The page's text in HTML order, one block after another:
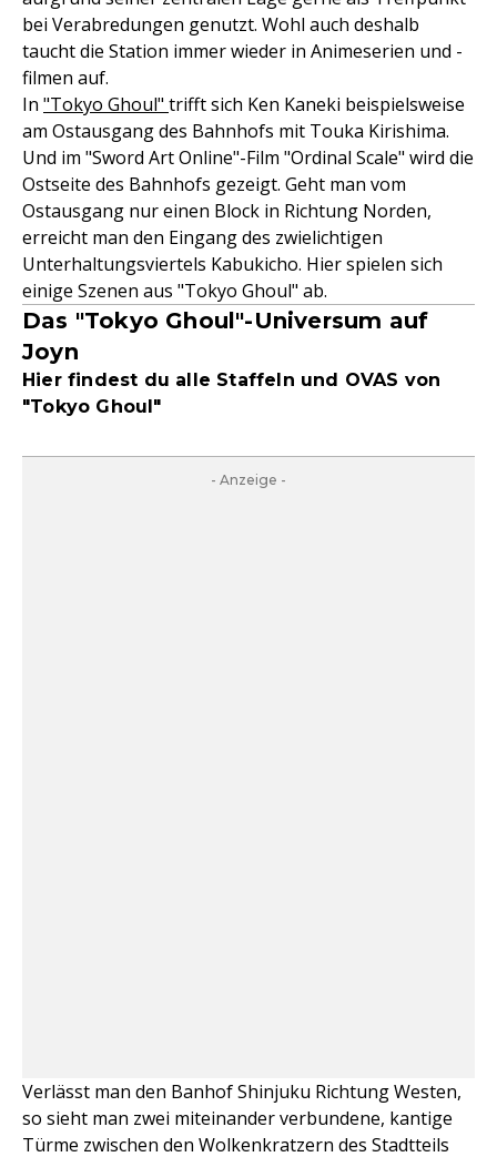
bei Verabredungen genutzt. Wohl auch deshalb
taucht die Station immer wieder in Animeserien und -
filmen auf.
In "Tokyo Ghoul" trifft sich Ken Kaneki beispielsweise
am Ostausgang des Bahnhofs mit Touka Kirishima.
Und im "Sword Art Online"-Film "Ordinal Scale" wird die
Ostseite des Bahnhofs gezeigt. Geht man vom
Ostausgang nur einen Block in Richtung Norden,
erreicht man den Eingang des zwielichtigen
Unterhaltungsviertels Kabukicho. Hier spielen sich
einige Szenen aus "Tokyo Ghoul" ab.
Das "Tokyo Ghoul"-Universum auf
Joyn
Hier findest du alle Staffeln und OVAS von
"Tokyo Ghoul"
- Anzeige -
Verlässt man den Banhof Shinjuku Richtung Westen,
so sieht man zwei miteinander verbundene, kantige
Türme zwischen den Wolkenkratzern des Stadtteils